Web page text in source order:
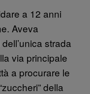
a 12 anni
Aveva
strada
via principale
a procurare le
della